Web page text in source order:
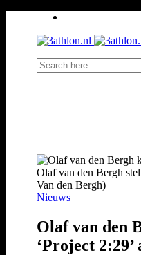
Olaf van den Bergh
Van den Bergh)
Nieuws
Olaf van den
‘Project 2:29’